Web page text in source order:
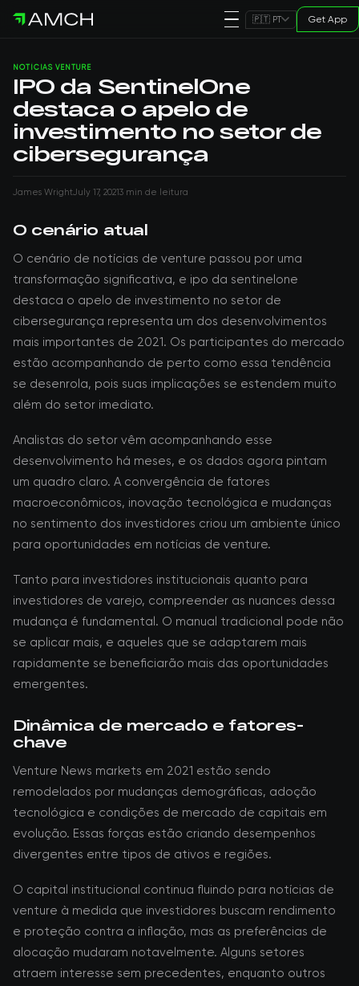
🇵🇹 PT Get App
NOTÍCIAS VENTURE
IPO da SentinelOne
destaca o apelo de
investimento no setor de
cibersegurança
James WrightJuly 17, 20213 min de leitura
O cenário atual
O cenário de notícias de venture passou por uma
transformação significativa, e ipo da sentinelone
destaca o apelo de investimento no setor de
cibersegurança representa um dos desenvolvimentos
mais importantes de 2021. Os participantes do mercado
estão acompanhando de perto como essa tendência
se desenrola, pois suas implicações se estendem muito
além do setor imediato.
Analistas do setor vêm acompanhando esse
desenvolvimento há meses, e os dados agora pintam
um quadro claro. A convergência de fatores
macroeconômicos, inovação tecnológica e mudanças
no sentimento dos investidores criou um ambiente único
para oportunidades em notícias de venture.
Tanto para investidores institucionais quanto para
investidores de varejo, compreender as nuances dessa
mudança é fundamental. O manual tradicional pode não
se aplicar mais, e aqueles que se adaptarem mais
rapidamente se beneficiarão mais das oportunidades
emergentes.
Dinâmica de mercado e fatores-
chave
Venture News markets em 2021 estão sendo
remodelados por mudanças demográficas, adoção
tecnológica e condições de mercado de capitais em
evolução. Essas forças estão criando desempenhos
divergentes entre tipos de ativos e regiões.
O capital institucional continua fluindo para notícias de
venture à medida que investidores buscam rendimento
e proteção contra a inflação, mas as preferências de
alocação mudaram notavelmente. Alguns setores
atraem interesse sem precedentes, enquanto outros